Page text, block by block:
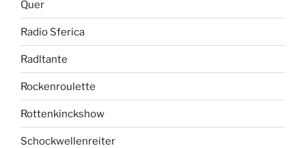
Quer
Radio Sferica
Radltante
Rockenroulette
Rottenkinckshow
Schockwellenreiter